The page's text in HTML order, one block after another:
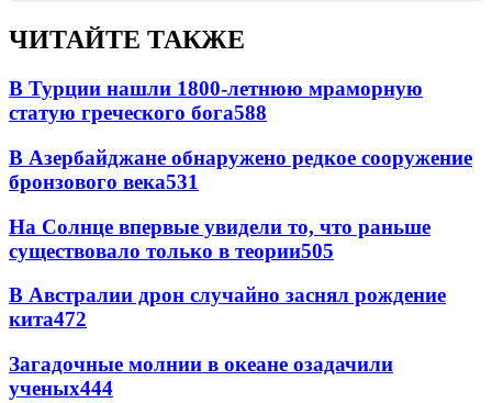
ЧИТАЙТЕ ТАКЖЕ
В Турции нашли 1800-летнюю мраморную
статую греческого бога588
В Азербайджане обнаружено редкое сооружение
бронзового века531
На Солнце впервые увидели то, что раньше
существовало только в теории505
В Австралии дрон случайно заснял рождение
кита472
Загадочные молнии в океане озадачили
ученых444